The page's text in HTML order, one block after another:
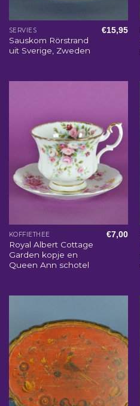
SERVIES
Sauskom Rörstrand
uit Sverige, Zweden
€15,95
KOFFIETHEE
Royal Albert Cottage
Garden kopje en
Queen Ann schotel
€7,00